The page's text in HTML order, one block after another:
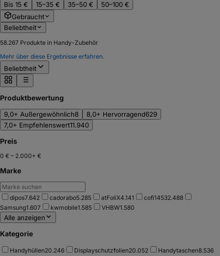
Bis 15 €
15–35 € 35–50 €
50–100 €
Gebraucht
Beliebtheit
58.267 Produkte in Handy-Zubehör
Mehr über diese Ergebnisse erfahren.
Beliebtheit
Produktbewertung
9,0+ Außergewöhnlich8 8,0+ Hervorragend629
7,0+ Empfehlenswert11.940
Preis
0 € – 2.000+ €
Marke
dipos7.642 cadorabo5.285 atFoliX4.141 cofi14532.488
Samsung1.607 kwmobile1.585 VHBW1.580
Alle anzeigen
Kategorie
Handyhüllen20.246 Displayschutzfolien20.052 Handytaschen8.536